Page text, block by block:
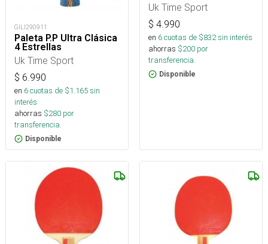
GILI290911
Paleta P.P Ultra Clásica
4 Estrellas
Uk Time Sport
$ 6.990
en 6cuotas de $1.165sin
interés
ahorras $280 por
transferencia.
Disponible
Uk Time Sport
$ 4.990
en 6cuotas de $832sin interés
ahorras $200 por
transferencia.
Disponible